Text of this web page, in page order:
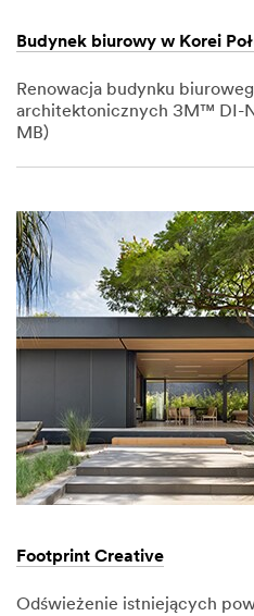
Budynek biurowy w Korei
Renowacja budynku
architektonicznych 3M™ DI-
MB)
1,
Footprint Creative
Odświeżenie istniejących